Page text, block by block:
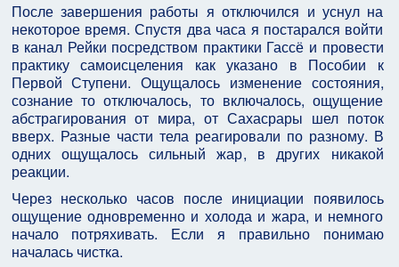
После завершения работы я отключился и уснул на
некоторое время. Спустя два часа я постарался войти
в канал Рейки посредством практики Гассё и провести
практику самоисцеления как указано в Пособии к
Первой Ступени. Ощущалось изменение состояния,
сознание то отключалось, то включалось, ощущение
абстрагирования от мира, от Сахасрары шел поток
вверх. Разные части тела реагировали по разному. В
одних ощущалось сильный жар, в других никакой
реакции.
Через несколько часов после инициации появилось
ощущение одновременно и холода и жара, и немного
начало потряхивать. Если я правильно понимаю
началась чистка.